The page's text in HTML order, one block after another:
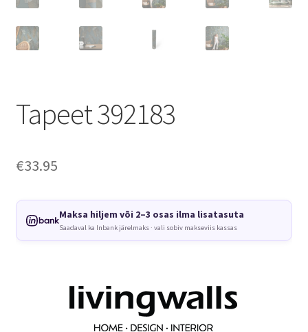
Tapeet 392183
€33.95
Maksa hiljem või 2–3 osas ilma lisatasuta
Saadaval ka Inbank järelmaks · vali sobiv makseviis kassas